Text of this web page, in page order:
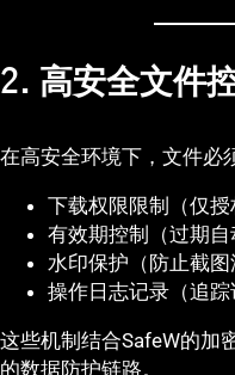
2. 高安全文件
在高安全环境下，文件必
下载权限限制（仅授
有效期控制（过期自
水印保护（防止截图
操作日志记录（追踪
这些机制结合SafeW的加
的数据防护链路。